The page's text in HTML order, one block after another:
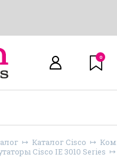
0
Каталог Cisco
Cisco IE 3010 Series